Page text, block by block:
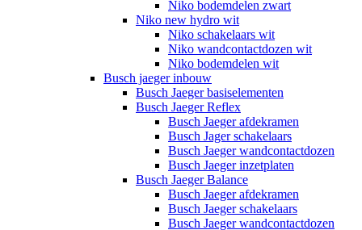
Niko bodemdelen zwart
Niko new hydro wit
Niko schakelaars wit
Niko wandcontactdozen wit
Niko bodemdelen wit
Busch jaeger inbouw
Busch Jaeger basiselementen
Busch Jaeger Reflex
Busch Jaeger afdekramen
Busch Jager schakelaars
Busch Jaeger wandcontactdozen
Busch Jaeger inzetplaten
Busch Jaeger Balance
Busch Jaeger afdekramen
Busch Jaeger schakelaars
Busch Jaeger wandcontactdozen